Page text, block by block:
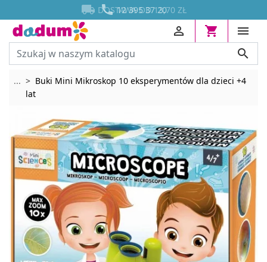
 12 395 37 20
 DOSTAWA OD 13,70 ZŁ






... Rozwiń breadcrumbs
Buki Mini Mikroskop 10 eksperymentów dla dzieci +4
lat